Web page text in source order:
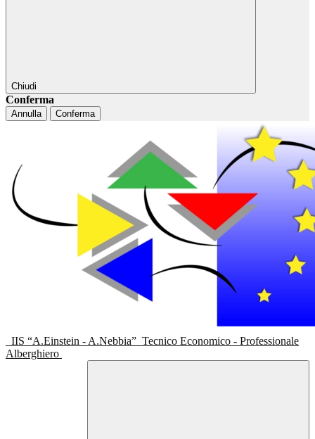
Chiudi
Conferma
Annulla Conferma
IIS “A.Einstein - A.Nebbia” Tecnico Economico - Professionale
Alberghiero